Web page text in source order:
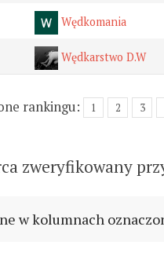
Wędkomania
Wędkarstwo D.W
rankingu: 1 2 3
zweryfikowany
w kolumnach